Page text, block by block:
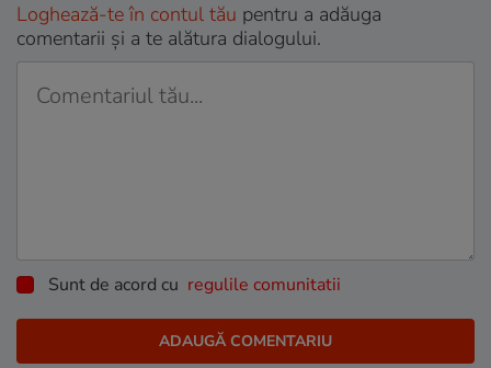
Loghează-te în contul tău pentru a adăuga
comentarii și a te alătura dialogului.
Sunt de acord cu regulile comunitatii